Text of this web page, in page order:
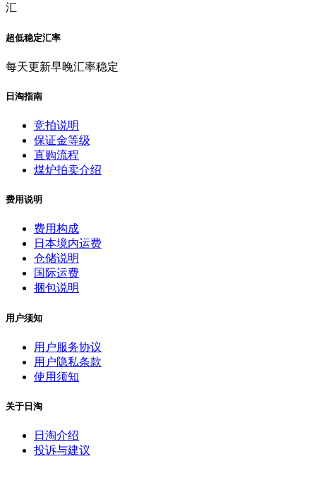
汇
超低稳定汇率
每天更新早晚汇率稳定
日淘指南
竞拍说明
保证金等级
直购流程
煤炉拍卖介绍
费用说明
费用构成
日本境内运费
仓储说明
国际运费
捆包说明
用户须知
用户服务协议
用户隐私条款
使用须知
关于日淘
日淘介绍
投诉与建议